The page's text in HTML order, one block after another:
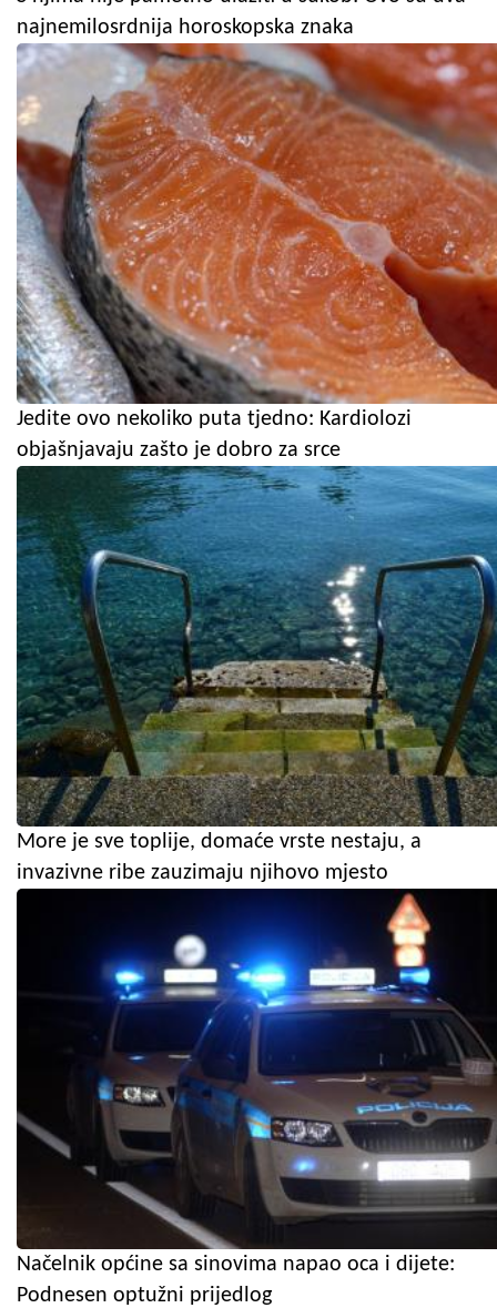
najnemilosrdnija horoskopska znaka
Jedite ovo nekoliko puta tjedno: Kardiolozi
objašnjavaju zašto je dobro za srce
More je sve toplije, domaće vrste nestaju, a
invazivne ribe zauzimaju njihovo mjesto
Načelnik općine sa sinovima napao oca i dijete:
Podnesen optužni prijedlog